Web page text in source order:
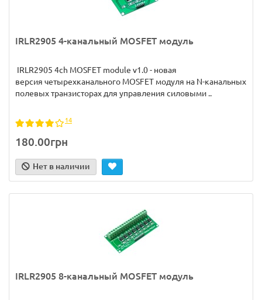
IRLR2905 4-канальный MOSFET модуль
IRLR2905 4ch MOSFET module v1.0 - новая
версия четырехканального MOSFET модуля на N-канальных
полевых транзисторах для управления силовыми ..
14
180.00грн
Нет в наличии
IRLR2905 8-канальный MOSFET модуль